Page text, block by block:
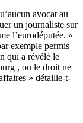
avocat au
un journaliste sur
l’eurodéputée. «
exemple permis
qui a révélé le
, ou le droit ne
» détaille-t-